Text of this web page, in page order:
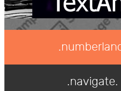
.navigate.